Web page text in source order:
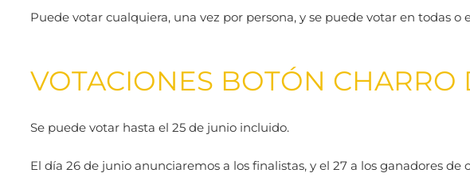
Puede votar cualquiera, una vez por persona, y se puede votar en todas o
VOTACIONES BOTÓN
Se puede votar hasta el 25 de junio incluido.
El día 26 de junio anunciaremos a los finalistas, y el 27 a los ganadores